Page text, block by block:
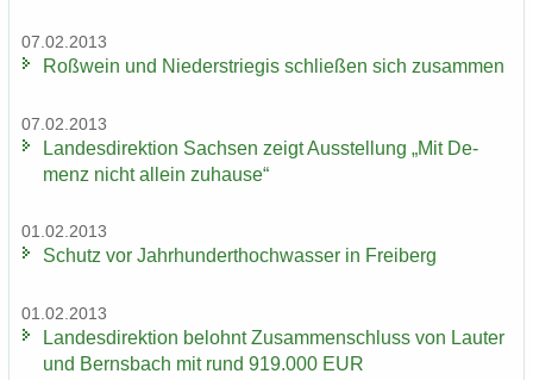
07.02.2013
Roß­wein und Nie­der­s­trie­gis schlie­ßen sich zu­sam­men
07.02.2013
Lan­des­di­rek­ti­on Sach­sen zeigt Aus­stel­lung „Mit De­
menz nicht al­lein zu­hau­se“
01.02.2013
Schutz vor Jahr­hun­dert­hoch­was­ser in Frei­berg
01.02.2013
Lan­des­di­rek­ti­on be­lohnt Zu­sam­men­schluss von Lau­ter
und Berns­bach mit rund 919.000 EUR